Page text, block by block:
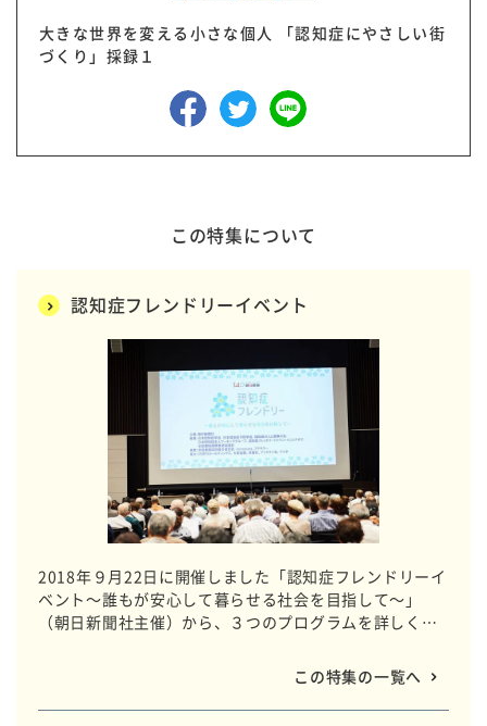
大きな世界を変える小さな個人 「認知症にやさしい街
づくり」採録１
この特集について
認知症フレンドリーイベント
2018年９月22日に開催しました「認知症フレンドリーイ
ベント～誰もが安心して暮らせる社会を目指して～」
（朝日新聞社主催）から、３つのプログラムを詳しくご
この特集の一覧へ